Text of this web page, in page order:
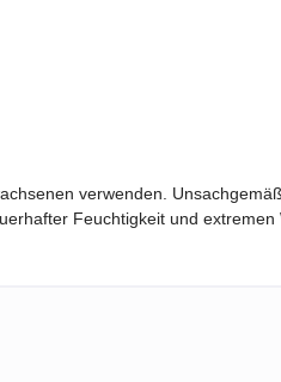
verwenden.
Feuchtigkeit und extremen